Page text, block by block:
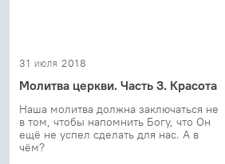
31 июля 2018
Молитва церкви. Часть 3. Красота
Наша молитва должна заключаться не
в том, чтобы напомнить Богу, что Он
ещё не успел сделать для нас. А в
чём?